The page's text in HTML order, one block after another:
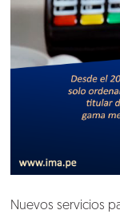
Nuevos servicios